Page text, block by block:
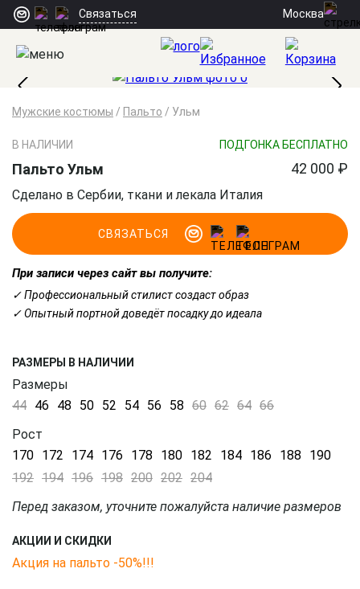
Связаться Москва
Мужские костюмы / Пальто / Ульм
В НАЛИЧИИ ПОДГОНКА БЕСПЛАТНО
Пальто Ульм 42 000 ₽
Сделано в Сербии, ткани и лекала Италия
СВЯЗАТЬСЯ
При записи через сайт вы получите:
✓ Профессиональный стилист создаст образ
✓ Опытный портной доведёт посадку до идеала
РАЗМЕРЫ В НАЛИЧИИ
Размеры
44 46 48 50 52 54 56 58 60 62 64 66
Рост
170 172 174 176 178 180 182 184 186 188 190
192 194 196 198 200 202 204
Перед заказом, уточните пожалуйста наличие размеров
АКЦИИ И СКИДКИ
Акция на пальто -50%!!!